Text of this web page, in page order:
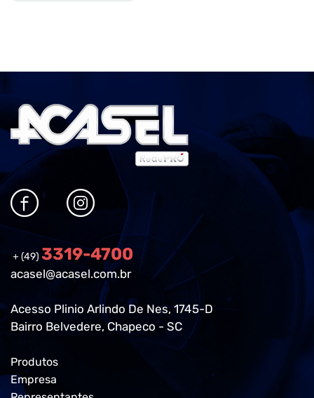
+ (49) 3319-4700
acasel@acasel.com.br
Acesso Plinio Arlindo De Nes, 1745-D
Bairro Belvedere, Chapeco - SC
Produtos
Empresa